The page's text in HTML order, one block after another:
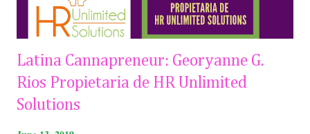
Latina Cannapreneur: Georyanne G.
Rios Propietaria de HR Unlimited
Solutions